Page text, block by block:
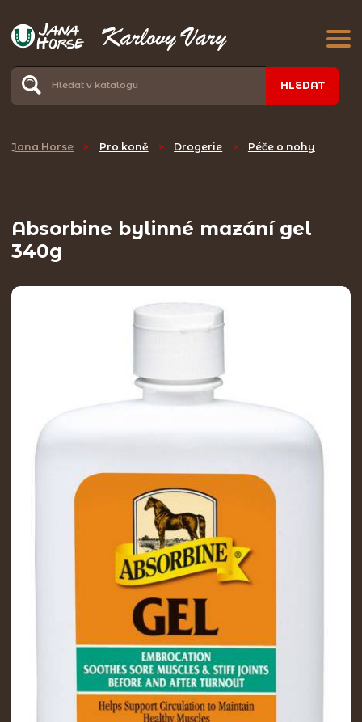
HLEDAT
Jana Horse > Pro koně > Drogerie > Péče o nohy
Absorbine bylinné mazání gel
340g